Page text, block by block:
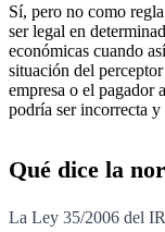
Sí, pero no como
ser legal en
económicas cuando
situación del
empresa o el pagador
podría ser incorrecta
Qué dice la
La Ley 35/2006 del